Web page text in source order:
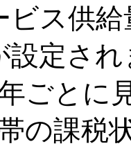
ビス供
設定さ
ごとに
の課税